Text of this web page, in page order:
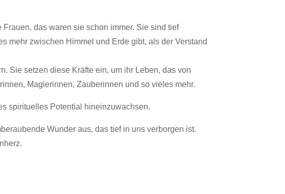
das waren sie schon immer. Sie sind tief
mehr zwischen Himmel und Erde gibt, als der Verstand
Sie setzen diese Kräfte ein, um ihr Leben, das von
Magierinnen, Zauberinnen und so vieles mehr.
spirituelles Potential hineinzuwachsen.
Wunder aus, das tief in uns verborgen ist.